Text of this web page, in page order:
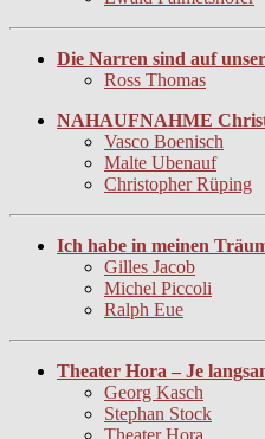
Die Narren sind auf
Ross Thomas
NAHAUFNAHME
Vasco Boenisch
Malte Ubenauf
Christopher Rüping
Ich habe in meinen
Gilles Jacob
Michel Piccoli
Ralph Eue
Theater Hora – Je
Georg Kasch
Stephan Stock
Theater Hora